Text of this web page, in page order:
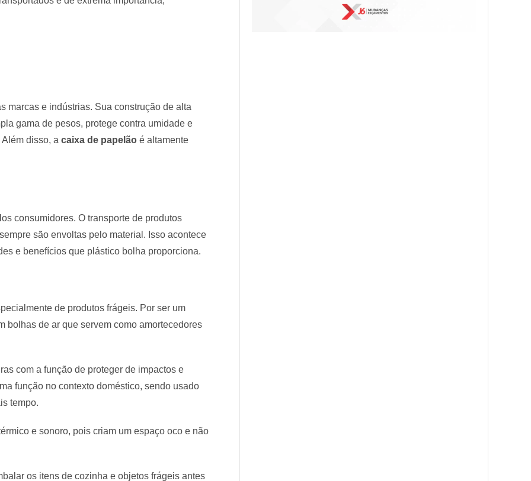
marcas e indústrias. Sua construção de alta
gama de pesos, protege contra umidade e
disso, a caixa de papelão é altamente
consumidores. O transporte de produtos
são envoltas pelo material. Isso acontece
e benefícios que plástico bolha proporciona.
de produtos frágeis. Por ser um
bolhas de ar que servem como amortecedores
com a função de proteger de impactos e
função no contexto doméstico, sendo usado
tempo.
e sonoro, pois criam um espaço oco e não
os itens de cozinha e objetos frágeis antes